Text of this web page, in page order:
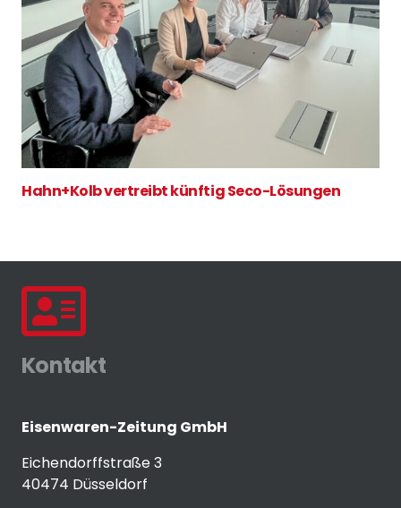
Hahn+Kolb vertreibt künftig Seco-Lösungen
Kontakt
Eisenwaren-Zeitung GmbH
Eichendorffstraße 3
40474 Düsseldorf